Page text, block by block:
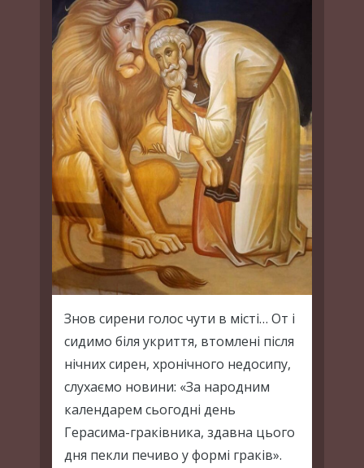
Знов сирени голос чути в місті… От і
сидимо біля укриття, втомлені після
нічних сирен, хронічного недосипу,
слухаємо новини: «За народним
календарем сьогодні день
Герасима-граківника, здавна цього
дня пекли печиво у формі граків».